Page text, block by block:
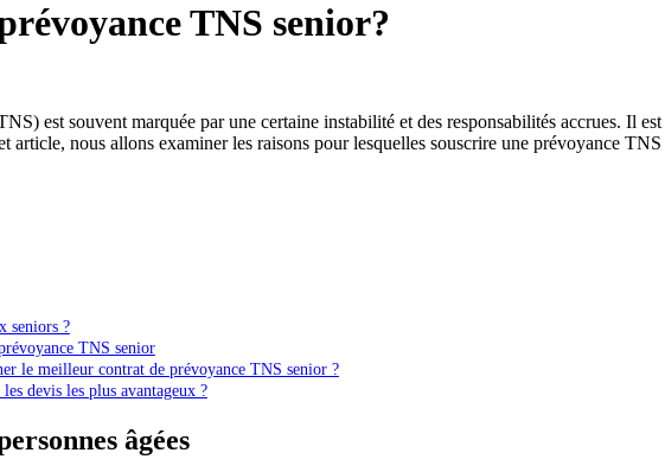
TNS senior?
est souvent marquée par une certaine instabilité et des responsabilités accrues. Il
nous allons examiner les raisons pour lesquelles souscrire une prévoyance
seniors ?
TNS senior
le meilleur contrat de prévoyance TNS senior ?
devis les plus avantageux ?
âgées